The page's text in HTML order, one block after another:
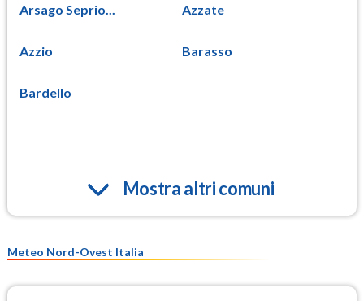
Arsago Seprio... Azzate
Azzio Barasso
Bardello
Mostra altri comuni
Meteo Nord-Ovest Italia